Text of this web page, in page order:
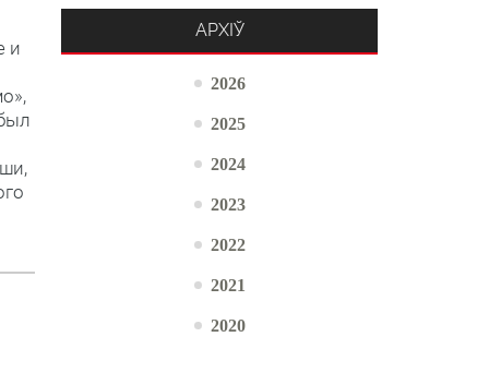
и
АРХІЎ
2026
2025
2024
2023
2022
2021
2020